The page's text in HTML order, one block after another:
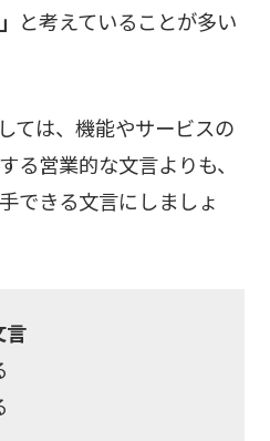
」 と考えていることが多い
ては、機能やサービスの
る営業的な文言よりも、
できる文言にしましょ
言